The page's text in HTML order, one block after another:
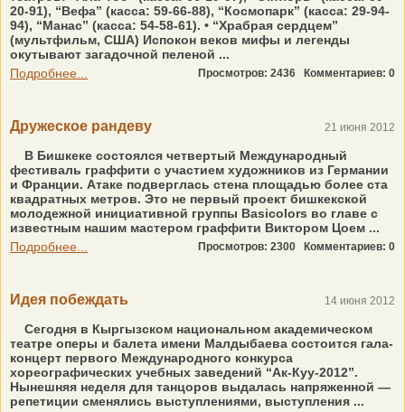
20-91), “Вефа” (касса: 59-66-88), “Космопарк” (касса: 29-94-
94), “Манас” (касса: 54-58-61). • “Храбрая сердцем”
(мультфильм, США) Испокон веков мифы и легенды
окутывают загадочной пеленой ...
Подробнее...
Просмотров: 2436 Комментариев: 0
Дружеское рандеву 21 июня 2012
В Бишкеке состоялся четвертый Международный
фестиваль граффити с участием художников из Германии
и Франции. Атаке подверглась стена площадью более cта
квадратных метров. Это не первый проект бишкекской
молодежной инициативной группы Basicolors во главе с
известным нашим мастером граффити Виктором Цоем ...
Подробнее...
Просмотров: 2300 Комментариев: 0
Идея побеждать 14 июня 2012
Сегодня в Кыргызском национальном академическом
театре оперы и балета имени Малдыбаева состоится гала-
концерт первого Международного конкурса
хореографических учебных заведений “Ак-Куу-2012”.
Нынешняя неделя для танцоров выдалась напряженной —
репетиции сменялись выступлениями, выступления ...